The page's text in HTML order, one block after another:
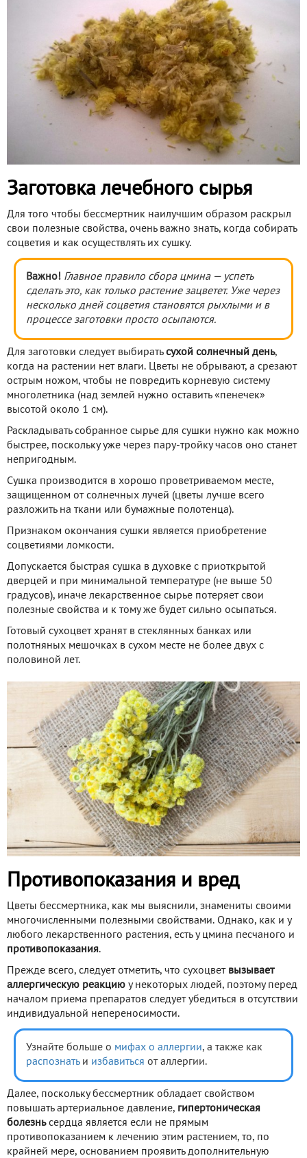
Заготовка лечебного сырья
Для того чтобы бессмертник наилучшим образом раскрыл
свои полезные свойства, очень важно знать, когда собирать
соцветия и как осуществлять их сушку.
Важно! Главное правило сбора цмина — успеть
сделать это, как только растение зацветет. Уже через
несколько дней соцветия становятся рыхлыми и в
процессе заготовки просто осыпаются.
Для заготовки следует выбирать сухой солнечный день,
когда на растении нет влаги. Цветы не обрывают, а срезают
острым ножом, чтобы не повредить корневую систему
многолетника (над землей нужно оставить «пенечек»
высотой около 1 см).
Раскладывать собранное сырье для сушки нужно как можно
быстрее, поскольку уже через пару-тройку часов оно станет
непригодным.
Сушка производится в хорошо проветриваемом месте,
защищенном от солнечных лучей (цветы лучше всего
разложить на ткани или бумажные полотенца).
Признаком окончания сушки является приобретение
соцветиями ломкости.
Допускается быстрая сушка в духовке с приоткрытой
дверцей и при минимальной температуре (не выше 50
градусов), иначе лекарственное сырье потеряет свои
полезные свойства и к тому же будет сильно осыпаться.
Готовый сухоцвет хранят в стеклянных банках или
полотняных мешочках в сухом месте не более двух с
половиной лет.
Противопоказания и вред
Цветы бессмертника, как мы выяснили, знамениты своими
многочисленными полезными свойствами. Однако, как и у
любого лекарственного растения, есть у цмина песчаного и
противопоказания.
Прежде всего, следует отметить, что сухоцвет вызывает
аллергическую реакцию у некоторых людей, поэтому перед
началом приема препаратов следует убедиться в отсутствии
индивидуальной непереносимости.
Узнайте больше о мифах о аллергии, а также как
распознатьи избавиться от аллергии.
Далее, поскольку бессмертник обладает свойством
повышать артериальное давление, гипертоническая
болезньсердца является если не прямым
противопоказанием к лечению этим растением, то, по
крайней мере, основанием проявить дополнительную